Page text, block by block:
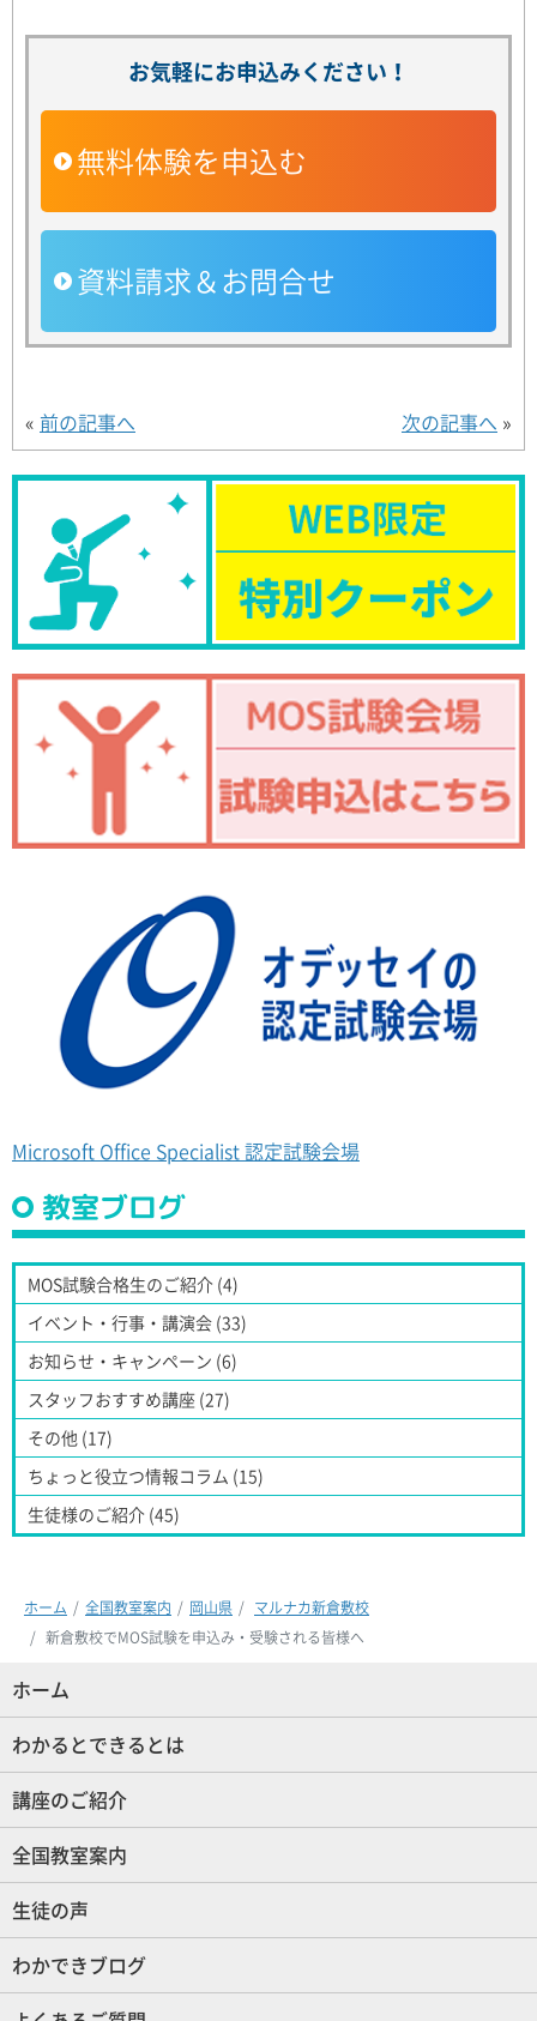
お気軽にお申込みください！
無料体験を申込む
資料請求＆お問合せ
« 前の記事へ 次の記事へ »
Microsoft Office Specialist 認定試験会場
教室ブログ
MOS試験合格生のご紹介 (4)
イベント・行事・講演会 (33)
お知らせ・キャンペーン (6)
スタッフおすすめ講座 (27)
その他 (17)
ちょっと役立つ情報コラム (15)
生徒様のご紹介 (45)
ホーム 全国教室案内 岡山県
マルナカ新倉敷校
新倉敷校でMOS試験を申込み・受験される皆様へ
ホーム
わかるとできるとは
講座のご紹介
全国教室案内
生徒の声
わかできブログ